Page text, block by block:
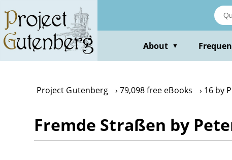
main
content
About ▼
Project Gutenberg 79,098 free eBooks 16 by
Fremde Straßen by